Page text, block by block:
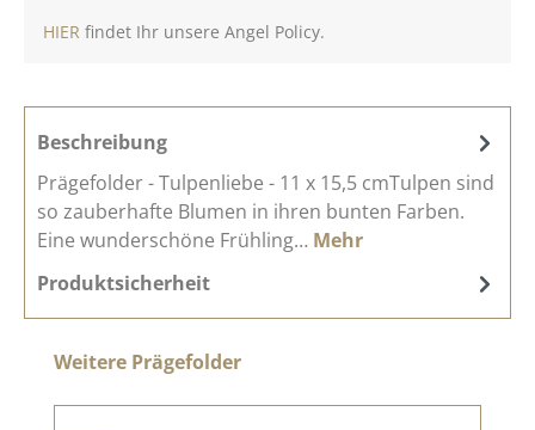
HIER findet Ihr unsere Angel Policy.
Beschreibung
Prägefolder - Tulpenliebe - 11 x 15,5 cmTulpen sind
so zauberhafte Blumen in ihren bunten Farben.
Eine wunderschöne Frühling… Mehr
Produktsicherheit
Produktgalerie überspringen
Weitere Prägefolder